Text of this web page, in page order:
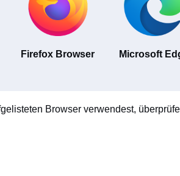
Firefox Browser Microsoft
Browser verwendest,